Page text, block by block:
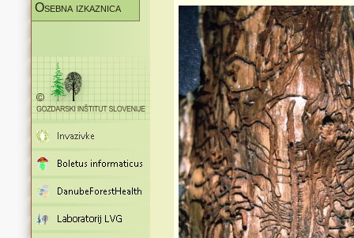
Osebna izkaznica